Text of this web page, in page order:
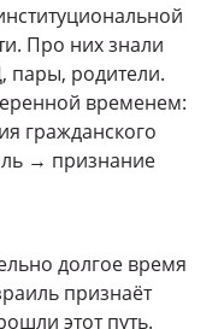
Про них знали
пары, родители.
временем:
гражданского
→ признание
долгое время
признаёт
этот путь.